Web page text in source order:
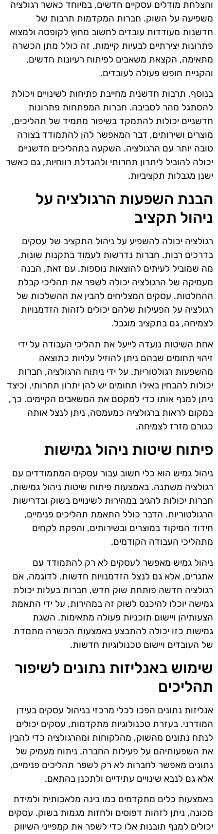
והצלחת מודלים עסקיים חדשים, במיוחד כאשר רגולציה
משפיעה על השוק. חברות המקדמות תרבות של
חדשנות מעודדות עובדים לחשוב מחוץ לקופסה ולמצוא
פתרונות יצירתיים לבעיות קיימות. זה כולל מתן הכשרה
מתאימה, הקצאת משאבים לפיתוח רעיונות חדשים,
והקניית חופש פעולה לעובדים.
בנוסף, תרבות חדשנית מחייבת פתיחות לשינויים ויכולת
להסתגל מהר לסביבה. חברות המפתחות פתרונות
חדשניים יכולות להתמקד בשיפור מתמיד של תהליכים,
מוצרים ושירותים, דבר המאפשר להן להתמודד בצורה
טובה יותר עם הרגולציה. השקעה בתהליכים חדשניים
יכולה להוביל ליתרון תחרותי ולהגדלת רווחיות, גם כאשר
ישנן מגבלות תקציביות.
הבנת השפעות הרגולציה על
ניהול תקציב
רגולציה יכולה להשפיע על ניהול התקציב של עסקים
בדרכים רבות. חברות נדרשות לעמוד בתקנות שונות,
מה שמוביל לעיתים להוצאות נוספות. עם זאת, הבנה
מעמיקה של הרגולציה יכולה לשפר את תהליכי קבלת
ההחלטות. עסקים המצליחים להבין את ההשלכות של
רגולציה על הפעילות שלהם יכולים לזהות הזדמנויות
לצמיחה, גם בתקציב מוגבל.
אחת השיטות נועדה לייעל את תהליכי העבודה על ידי
זיהוי תחומים שבהם ניתן להוזיל עלויות כתוצאה
מהשפעות רגולטוריות. על ידי ניתוח הרגולציה, חברות
יכולות להבחין באילו תחומים יש להן יתרון תחרותי, וכיצד
ניתן למנף אותו כדי למקסם את המשאבים הקיימים. כך,
במקום לראות ברגולציה כמעמסה, ניתן לנצל אותה
כגורם מזרז לצמיחה.
פיתוח שיטות ניהול גמישות
ניהול גמיש הוא כלי חשוב עבור עסקים המתמודדים עם
רגולציה משתנה. באמצעות פיתוח שיטות ניהול גמישות,
חברות יכולות להגיב במהירות לשינויים בשוק ובדרישות
הרגולטוריות. הדבר כולל התאמת תהליכים פנימיים,
חידוד המיקוד במוצרים ובשירותים, והפקת לקחים
מתהליכי העבודה הקודמים.
ניהול גמיש מאפשר לעסקים לא רק להתמודד עם
אתגרים, אלא גם לנצל הזדמנויות חדשות. לדוגמה, אם
רגולציה חדשה פותחת שוק חדש, חברות בעלות יכולת
גמישה יוכלו להיכנס לשוק זה במהירות, על ידי התאמת
הצעותיהן ויישום תוכניות פעולה מתאימות. השגת
גמישות כזו יכולה להתבצע באמצעות הכשרה מתמדת
של העובדים ויישום טכנולוגיות חדשות.
שימוש באנליזות נתונים לשיפור
תהליכים
אנליזות נתונים הפכו לכלי מרכזי בניהול עסקים בעידן
המודרני. בעזרת טכנולוגיות מתקדמות, עסקים יכולים
לנתח נתונים מהשוק, מהלקוחות ומהרגולציה כדי להבין
את השפעותיהם על פעילות החברה. ניתוח מעמיק של
נתונים מאפשר לחברות לא רק לשפר תהליכים פנימיים,
אלא גם לנבא שינויים עתידיים ולתכנן בהתאם.
באמצעות כלים מתקדמים כמו בינה מלאכותית ולמידת
מכונה, ניתן לזהות דפוסים ולחזות מגמות בשוק. עסקים
יכולים למנף תובנות אלו כדי לשפר את קמפייני השיווק